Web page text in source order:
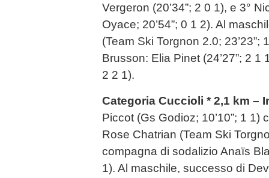
Vergeron (20’34”; 2 0 1), e 3°
Oyace; 20’54”; 0 1 2). Al
(Team Ski Torgnon 2.0; 23’23”;
Brusson: Elia Pinet (24’27”; 2 1
2 2 1).
Categoria Cuccioli * 2,1 km –
Piccot (Gs Godioz; 10’10”; 1 1)
Rose Chatrian (Team Ski
compagna di sodalizio Anaïs
1). Al maschile, successo di